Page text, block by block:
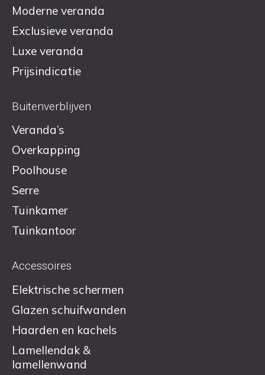
Moderne veranda
Exclusieve veranda
Luxe veranda
Prijsindicatie
Buitenverblijven
Veranda’s
Overkapping
Poolhouse
Serre
Tuinkamer
Tuinkantoor
Accessoires
Elektrische schermen
Glazen schuifwanden
Haarden en kachels
Lamellendak &
lamellenwand